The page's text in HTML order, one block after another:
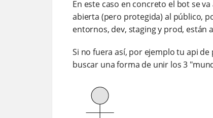
En este caso en concreto el bot se
abierta (pero protegida) al público,
entornos, dev, staging y prod, están
Si no fuera así, por ejemplo tu api
buscar una forma de unir los 3